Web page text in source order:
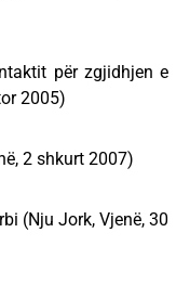
për zgjidhjen e
2005)
2 shkurt 2007)
(Nju Jork, Vjenë, 30